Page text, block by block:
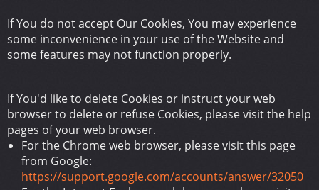
If You do not accept Our Cookies, You may experience
some inconvenience in your use of the Website and
some features may not function properly.
If You'd like to delete Cookies or instruct your web
browser to delete or refuse Cookies, please visit the help
pages of your web browser.
For the Chrome web browser, please visit this page
from Google:
https://support.google.com/accounts/answer/32050